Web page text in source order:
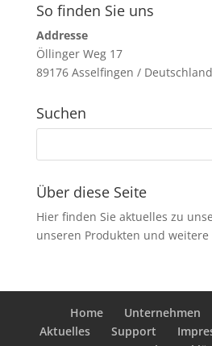
So finden Sie uns
Addresse
Öllinger Weg 17
89176 Asselfingen / Deutschland
Suchen
Über diese Seite
Hier finden Sie aktuelles zu
unseren Produkten und
Home Unternehmen
Aktuelles
Support